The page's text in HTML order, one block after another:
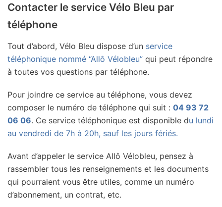
Contacter le service Vélo Bleu par
téléphone
Tout d’abord, Vélo Bleu dispose d’un service
téléphonique nommé “Allô Vélobleu” qui peut répondre
à toutes vos questions par téléphone.
Pour joindre ce service au téléphone, vous devez
composer le numéro de téléphone qui suit : 04 93 72
06 06. Ce service téléphonique est disponible du lundi
au vendredi de 7h à 20h, sauf les jours fériés.
Avant d’appeler le service Allô Vélobleu, pensez à
rassembler tous les renseignements et les documents
qui pourraient vous être utiles, comme un numéro
d’abonnement, un contrat, etc.